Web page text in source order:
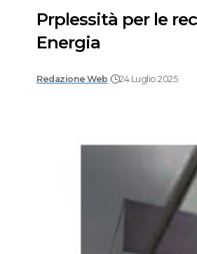
Prplessità per le
Energia
Redazione Web 24 Luglio 2025